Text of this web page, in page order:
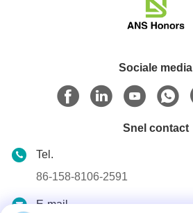
Sociale media
Snel contact
Tel.
86-158-8106-2591
E-mail